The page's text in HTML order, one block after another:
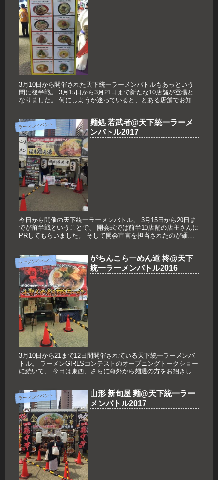
3月10日から開催された天下統一ラーメンバトルもあっという
間に後半戦。 3月15日から3月21日まで新たな10店舗が登場と
なりました。 何にしようか迷っていると、とある店舗でお知り
ラーメンイベント
麺処 若武者@天下統一ラーメ
ンバトル2017
今日から開催の天下統一ラーメンバトル。 3月15日から20日ま
でが前半戦ということで、 開会式では前半10店舗の店主さんに
PRしてもらいました。 そして開会宣言を担当されたのが麺処
ラーメンイベント
がちんこらーめん道 柊@天下
統一ラーメンバトル2016
3月10日から21まで12日間開催されている天下統一ラーメンバ
トル。 ラーメンGIRLSコンテストのオープニングトークショー
に続いて、 今日は東西、さらに海外から麺通の方をお招きして
ラーメンイベント
山形 新旬屋 麺@天下統一ラー
メンバトル2017